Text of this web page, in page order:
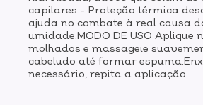
capilares.- Proteção térmica
ajuda no combate à real causa
umidade.MODO DE USO Aplique
molhados e massageie
cabeludo até formar
necessário, repita a aplicação.